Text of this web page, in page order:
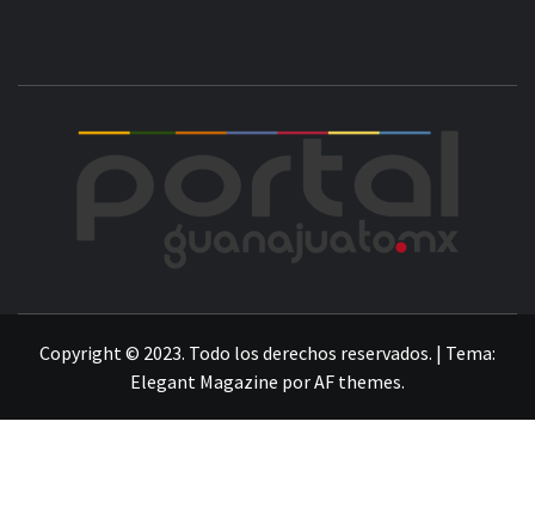
Copyright © 2023. Todo los derechos reservados. | Tema:
Elegant Magazine porAF themes.